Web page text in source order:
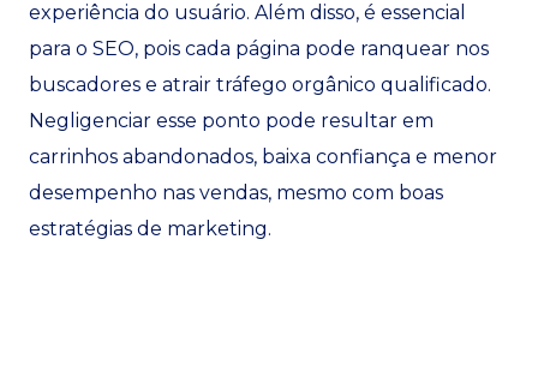
experiência do usuário. Além disso, é essencial
para o SEO, pois cada página pode ranquear nos
buscadores e atrair tráfego orgânico qualificado.
Negligenciar esse ponto pode resultar em
carrinhos abandonados, baixa confiança e menor
desempenho nas vendas, mesmo com boas
estratégias de marketing.